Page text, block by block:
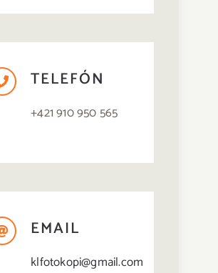
TELEFÓN
+421 910 950 565
EMAIL
klfotokopi@gmail.com